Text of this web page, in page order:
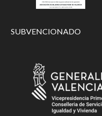
SUBVENCIONADO